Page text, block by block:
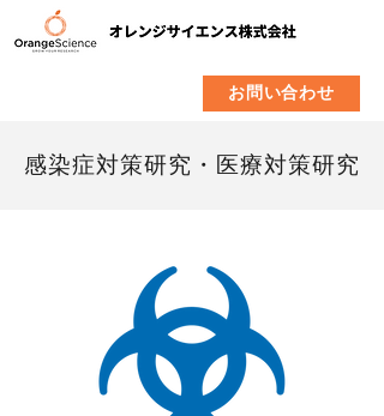
お問い合わせ
感染症対策研究・医療対策研究